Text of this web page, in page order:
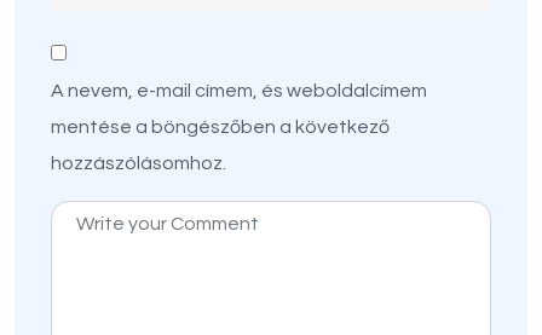
A nevem, e-mail címem, és weboldalcímem
mentése a böngészőben a következő
hozzászólásomhoz.